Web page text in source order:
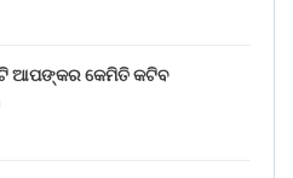
ଆପଙ୍କର କେମିତି କଟିବ